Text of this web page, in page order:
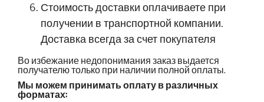
Стоимость доставки оплачиваете при
получении в транспортной компании.
Доставка всегда за счет покупателя
Во избежание недопонимания заказ выдается
получателю только при наличии полной оплаты.
Мы можем принимать оплату в различных
форматах: